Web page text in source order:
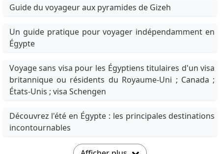
Guide du voyageur aux pyramides de Gizeh
Un guide pratique pour voyager indépendamment en
Égypte
Voyage sans visa pour les Égyptiens titulaires d'un visa
britannique ou résidents du Royaume-Uni ; Canada ;
États-Unis ; visa Schengen
Découvrez l'été en Égypte : les principales destinations
incontournables